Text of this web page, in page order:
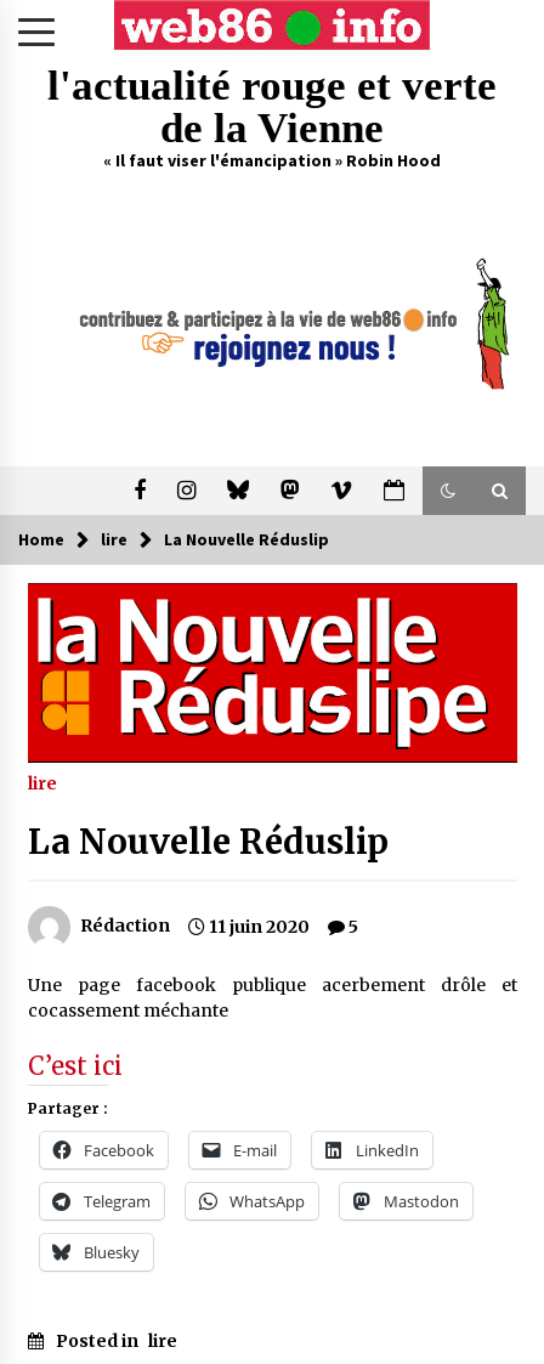
l'actualité rouge et verte
de la Vienne
« Il faut viser l'émancipation » Robin Hood
Home lire La Nouvelle Réduslip
lire
La Nouvelle Réduslip
Rédaction 11 juin 2020 5
Une page facebook publique acerbement drôle et
cocassement méchante
C’est ici
Partager :
Facebook E-mail LinkedIn
Telegram WhatsApp Mastodon
Bluesky
Posted in lire